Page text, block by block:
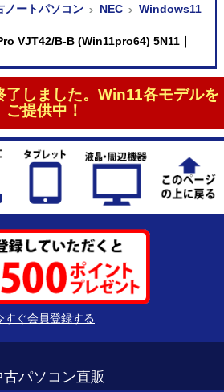
ノートパソコン NEC Windows11
VJT42/B-B (Win11pro64) 5N11｜
しました。Win11各モデルを
ご提供中！
すぐ会員登録する
パソコン直販